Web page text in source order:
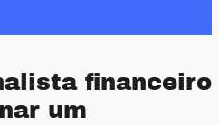
financeiro
um